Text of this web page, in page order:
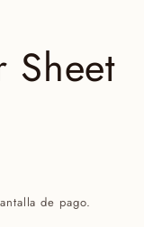
Sheet
de pago.